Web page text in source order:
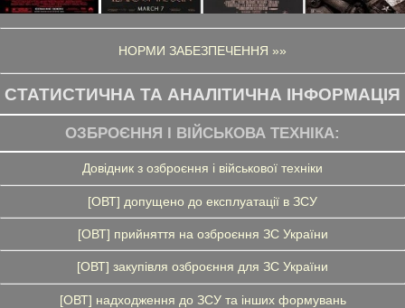
НОРМИ ЗАБЕЗПЕЧЕННЯ »»
СТАТИСТИЧНА ТА АНАЛІТИЧНА ІНФОРМАЦІЯ
ОЗБРОЄННЯ І ВІЙСЬКОВА ТЕХНІКА:
Довідник з озброєння і військової техніки
[ОВТ] допущено до експлуатації в ЗСУ
[ОВТ] прийняття на озброєння ЗС України
[ОВТ] закупівля озброєння для ЗС України
[ОВТ] надходження до ЗСУ та інших формувань